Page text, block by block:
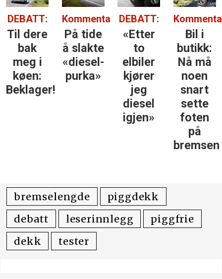
DEBATT:
Til dere
bak
meg i
køen:
Beklager!
Kommentar:
På tide
å slakte
«diesel­
purka»
DEBATT:
«Etter
to
elbiler
kjører
jeg
diesel
igjen»
Bil i
butikk:
Nå må
noen
snart
sette
foten
på
bremsen
bremselengde
piggdekk
debatt
leserinnlegg
piggfrie
dekk
tester